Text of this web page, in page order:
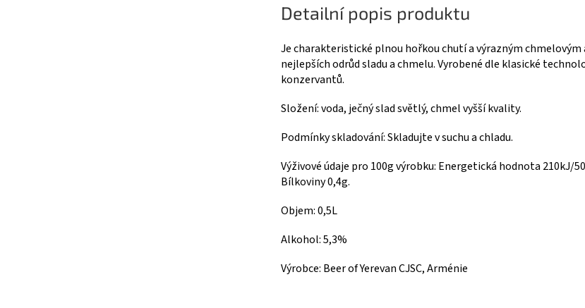
Detailní popis produktu
Je charakteristické plnou hořkou chutí a výrazným
nejlepších odrůd sladu a chmelu. Vyrobené dle klasické
konzervantů.
Složení: voda, ječný slad světlý, chmel vyšší kvality.
Podmínky skladování: Skladujte v suchu a chladu.
Výživové údaje pro 100g výrobku: Energetická hodnota 210kJ/
Bílkoviny 0,4g.
Objem: 0,5L
Alkohol: 5,3%
Výrobce: Beer of Yerevan CJSC, Arménie